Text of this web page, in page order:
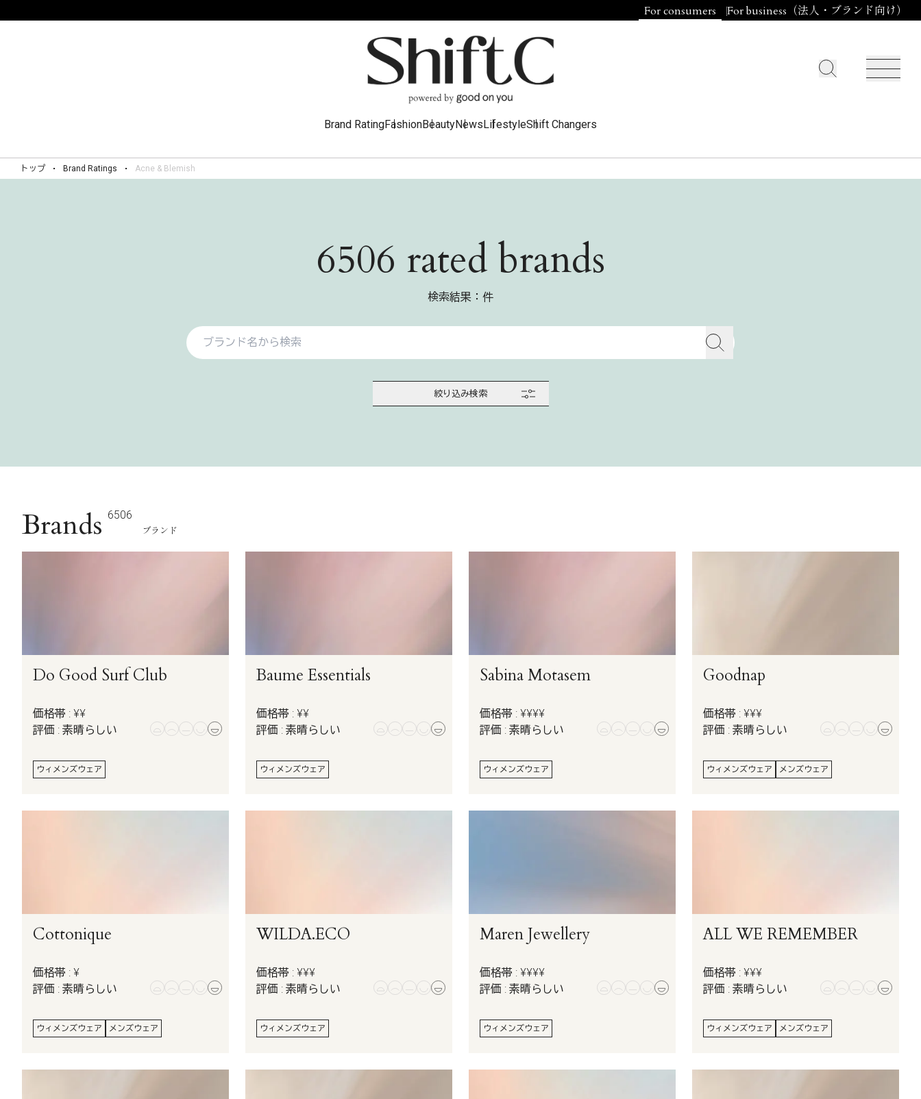
For consumers For business（法人・ブランド向け）
Brand RatingFashionBeautyNewsLifestyleShift Changers
トップ Brand Ratings Acne & Blemish
6506 rated brands
検索結果：件
絞り込み検索
Brands 6506
ブランド
Do Good Surf Club
価格帯 : ¥¥
評価 : 素晴らしい
ウィメンズウェア
Baume Essentials
価格帯 : ¥¥
評価 : 素晴らしい
ウィメンズウェア
Sabina Motasem
価格帯 : ¥¥¥¥
評価 : 素晴らしい
ウィメンズウェア
Goodnap
価格帯 : ¥¥¥
評価 : 素晴らしい
ウィメンズウェア メンズウェア
Cottonique
価格帯 : ¥
評価 : 素晴らしい
ウィメンズウェア メンズウェア
WILDA.ECO
価格帯 : ¥¥¥
評価 : 素晴らしい
ウィメンズウェア
Maren Jewellery
価格帯 : ¥¥¥¥
評価 : 素晴らしい
ウィメンズウェア
ALL WE REMEMBER
価格帯 : ¥¥¥
評価 : 素晴らしい
ウィメンズウェア メンズウェア